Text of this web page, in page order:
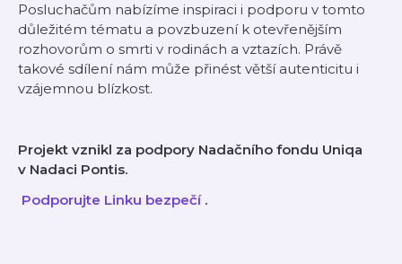
Posluchačům nabízíme inspiraci i podporu v tomto
důležitém tématu a povzbuzení k otevřenějším
rozhovorům o smrti v rodinách a vztazích. Právě
takové sdílení nám může přinést větší autenticitu i
vzájemnou blízkost.
Projekt vznikl za podpory Nadačního fondu Uniqa
v Nadaci Pontis.
Podporujte Linku bezpečí .